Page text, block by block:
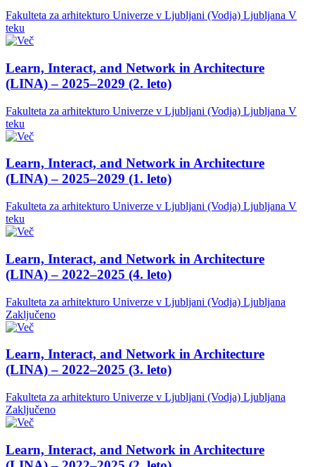
Fakulteta za arhitekturo Univerze v Ljubljani (Vodja) Ljubljana V
teku
Learn, Interact, and Network in Architecture
(LINA) – 2025–2029 (2. leto)
Fakulteta za arhitekturo Univerze v Ljubljani (Vodja) Ljubljana V
teku
Learn, Interact, and Network in Architecture
(LINA) – 2025–2029 (1. leto)
Fakulteta za arhitekturo Univerze v Ljubljani (Vodja) Ljubljana V
teku
Learn, Interact, and Network in Architecture
(LINA) – 2022–2025 (4. leto)
Fakulteta za arhitekturo Univerze v Ljubljani (Vodja) Ljubljana
Zaključeno
Learn, Interact, and Network in Architecture
(LINA) – 2022–2025 (3. leto)
Fakulteta za arhitekturo Univerze v Ljubljani (Vodja) Ljubljana
Zaključeno
Learn, Interact, and Network in Architecture